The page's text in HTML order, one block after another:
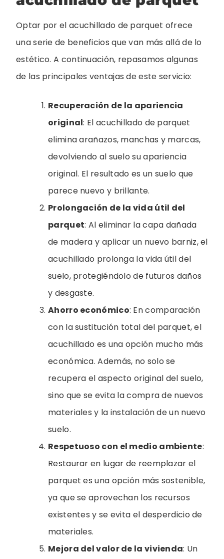
Optar por el acuchillado de parquet ofrece
una serie de beneficios que van más allá de lo
estético. A continuación, repasamos algunas
de las principales ventajas de este servicio:
Recuperación de la apariencia
original: El acuchillado de parquet
elimina arañazos, manchas y marcas,
devolviendo al suelo su apariencia
original. El resultado es un suelo que
parece nuevo y brillante.
Prolongación de la vida útil del
parquet: Al eliminar la capa dañada
de madera y aplicar un nuevo barniz, el
acuchillado prolonga la vida útil del
suelo, protegiéndolo de futuros daños
y desgaste.
Ahorro económico: En comparación
con la sustitución total del parquet, el
acuchillado es una opción mucho más
económica. Además, no solo se
recupera el aspecto original del suelo,
sino que se evita la compra de nuevos
materiales y la instalación de un nuevo
suelo.
Respetuoso con el medio ambiente:
Restaurar en lugar de reemplazar el
parquet es una opción más sostenible,
ya que se aprovechan los recursos
existentes y se evita el desperdicio de
materiales.
Mejora del valor de la vivienda: Un